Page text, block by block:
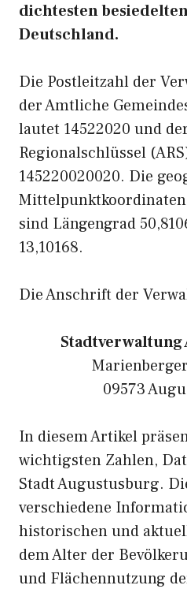
dichtesten
Deutschland.
Die Postleitzahl der
der Amtliche
lautet 14522020 und
Regionalschlüssel
145220020020. Die
sind Längengrad
13,10168.
Die Anschrift der
09573
In diesem Artikel
wichtigsten Zahlen,
Stadt Augustusburg.
verschiedene
historischen und
dem Alter der
und Flächennutzung